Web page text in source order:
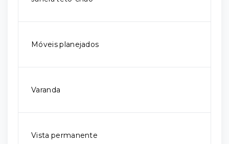
Móveis planejados
Varanda
Vista permanente